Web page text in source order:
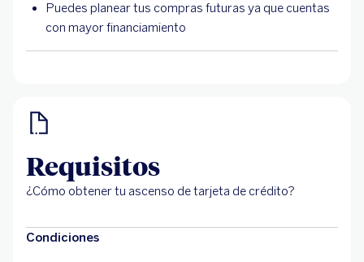
Puedes planear tus compras futuras ya que cuentas
con mayor financiamiento
Requisitos
¿Cómo obtener tu ascenso de tarjeta de crédito?
Condiciones